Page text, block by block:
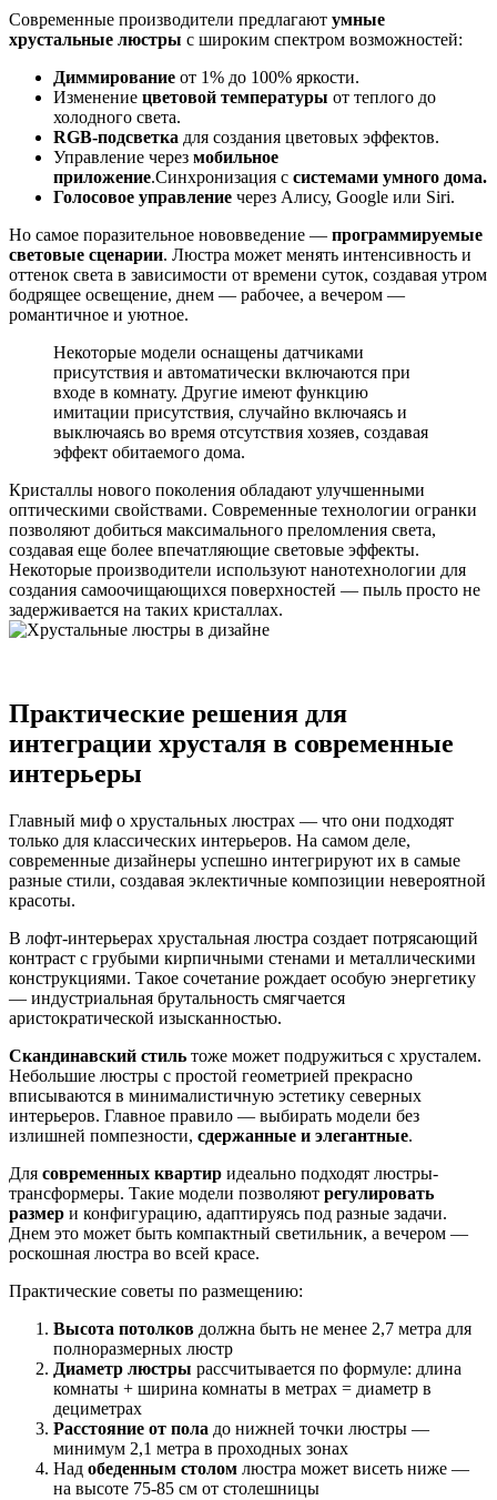
Современные производители предлагают умные
хрустальные люстры с широким спектром возможностей:
Диммирование от 1% до 100% яркости.
Изменение цветовой температуры от теплого до
холодного света.
RGB-подсветка для создания цветовых эффектов.
Управление через мобильное
приложение.Синхронизация с системами умного дома.
Голосовое управление через Алису, Google или Siri.
Но самое поразительное нововведение — программируемые
световые сценарии. Люстра может менять интенсивность и
оттенок света в зависимости от времени суток, создавая утром
бодрящее освещение, днем — рабочее, а вечером —
романтичное и уютное.
Некоторые модели оснащены датчиками
присутствия и автоматически включаются при
входе в комнату. Другие имеют функцию
имитации присутствия, случайно включаясь и
выключаясь во время отсутствия хозяев, создавая
эффект обитаемого дома.
Кристаллы нового поколения обладают улучшенными
оптическими свойствами. Современные технологии огранки
позволяют добиться максимального преломления света,
создавая еще более впечатляющие световые эффекты.
Некоторые производители используют нанотехнологии для
создания самоочищающихся поверхностей — пыль просто не
задерживается на таких кристаллах.
Практические решения для
интеграции хрусталя в современные
интерьеры
Главный миф о хрустальных люстрах — что они подходят
только для классических интерьеров. На самом деле,
современные дизайнеры успешно интегрируют их в самые
разные стили, создавая эклектичные композиции невероятной
красоты.
В лофт-интерьерах хрустальная люстра создает потрясающий
контраст с грубыми кирпичными стенами и металлическими
конструкциями. Такое сочетание рождает особую энергетику
— индустриальная брутальность смягчается
аристократической изысканностью.
Скандинавский стиль тоже может подружиться с хрусталем.
Небольшие люстры с простой геометрией прекрасно
вписываются в минималистичную эстетику северных
интерьеров. Главное правило — выбирать модели без
излишней помпезности, сдержанные и элегантные.
Для современных квартир идеально подходят люстры-
трансформеры. Такие модели позволяют регулировать
размер и конфигурацию, адаптируясь под разные задачи.
Днем это может быть компактный светильник, а вечером —
роскошная люстра во всей красе.
Практические советы по размещению:
Высота потолков должна быть не менее 2,7 метра для
полноразмерных люстр
Диаметр люстры рассчитывается по формуле: длина
комнаты + ширина комнаты в метрах = диаметр в
дециметрах
Расстояние от пола до нижней точки люстры —
минимум 2,1 метра в проходных зонах
Над обеденным столом люстра может висеть ниже —
на высоте 75-85 см от столешницы